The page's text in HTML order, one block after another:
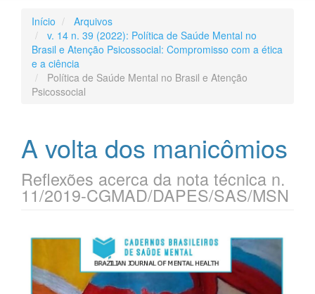
Início
Arquivos
v. 14 n. 39 (2022): Política de Saúde Mental no
Brasil e Atenção Psicossocial: Compromisso com a ética
e a ciência
Política de Saúde Mental no Brasil e Atenção
Psicossocial
A volta dos manicômios
Reflexões acerca da nota técnica n.
11/2019-CGMAD/DAPES/SAS/MSN
Barra
lateral
de